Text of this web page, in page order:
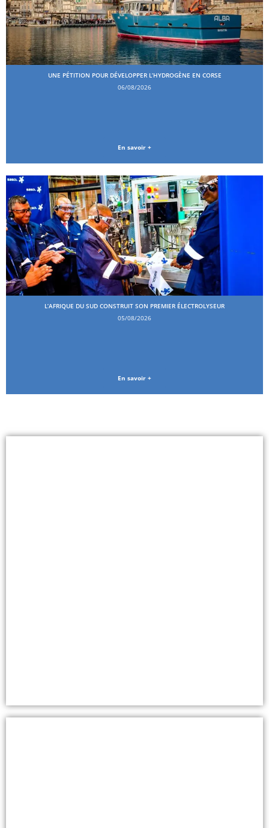
UNE PÉTITION POUR DÉVELOPPER L’HYDROGÈNE EN CORSE
06/08/2026
En savoir +
L’AFRIQUE DU SUD CONSTRUIT SON PREMIER ÉLECTROLYSEUR
05/08/2026
En savoir +